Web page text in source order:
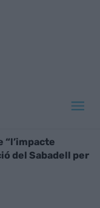
“l’impacte
del Sabadell per